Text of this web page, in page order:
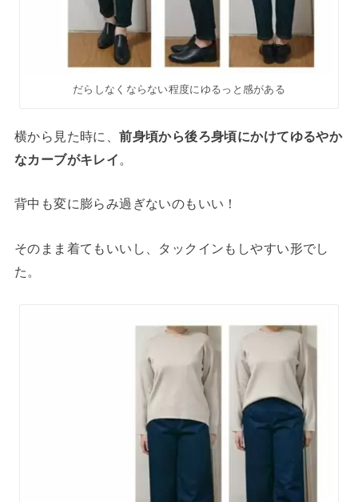
だらしなくならない程度にゆるっと感がある
横から見た時に、前身頃から後ろ身頃にかけてゆるやか
なカーブがキレイ 。
背中も変に膨らみ過ぎないのもいい！
そのまま着てもいいし、タックインもしやすい形でし
た。